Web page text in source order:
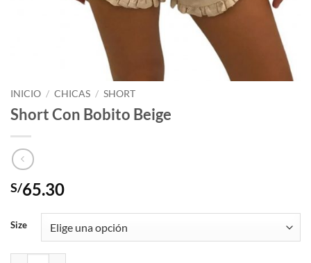
INICIO / CHICAS / SHORT
Short Con Bobito Beige
S/65.30
Size